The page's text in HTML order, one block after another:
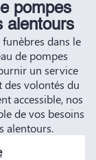
pompes
alentours
dans le
de pompes
un service
des volontés du
accessible, nos
de vos besoins
alentours.